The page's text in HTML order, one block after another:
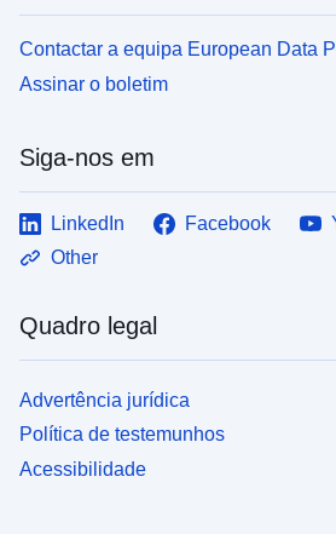
Contactar a equipa European Data
Assinar o boletim
Siga-nos em
LinkedIn Facebook
Other
Quadro legal
Advertência jurídica
Política de testemunhos
Acessibilidade